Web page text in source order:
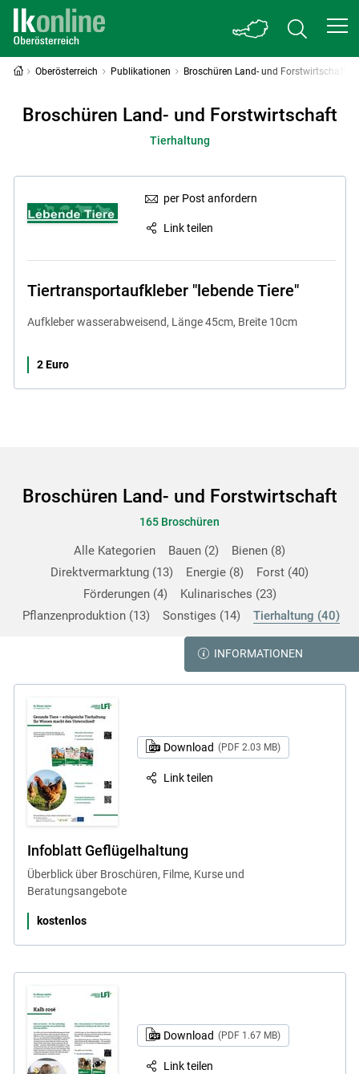
Oberösterreich Publikationen Broschüren Land- und Forstwirtschaft
Broschüren Land- und Forstwirtschaft
Tierhaltung
per Post anfordern
Link teilen
Tiertransportaufkleber "lebende Tiere"
Aufkleber wasserabweisend, Länge 45cm, Breite 10cm
2 Euro
Broschüren Land- und Forstwirtschaft
165 Broschüren
Alle Kategorien Bauen 2 Bienen 8
Direktvermarktung 13 Energie 8 Forst 40
Förderungen 4 Kulinarisches 23
Pflanzenproduktion 13 Sonstiges 14 Tierhaltung 40
INFORMATIONEN
Download (PDF 2.03 MB)
Link teilen
Infoblatt Geflügelhaltung
Überblick über Broschüren, Filme, Kurse und
Beratungsangebote
kostenlos
Download (PDF 1.67 MB)
Link teilen